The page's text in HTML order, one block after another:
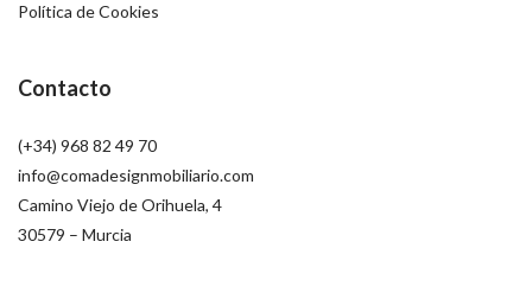
Política de Cookies
Contacto
(+34) 968 82 49 70
info@comadesignmobiliario.com
Camino Viejo de Orihuela, 4
30579 – Murcia